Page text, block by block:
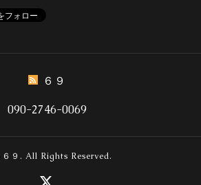
６９
090-2746-0069
６９ . All Rights Reserved.